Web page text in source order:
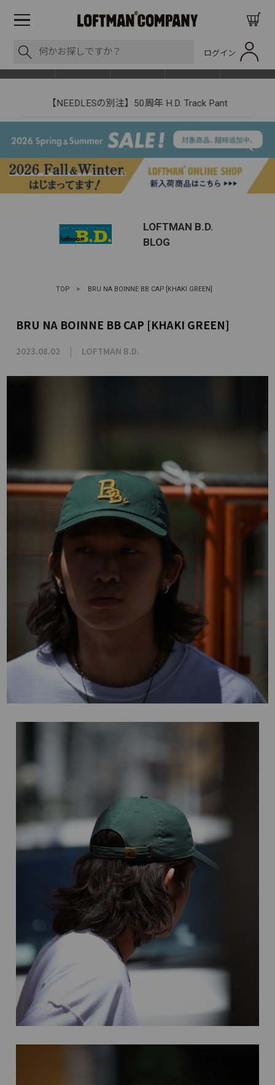
ログイン
【NEEDLESの別注】50周年 H.D. Track Pant
LOFTMAN B.D.
BLOG
TOP > BRU NA BOINNE BB CAP [KHAKI GREEN]
BRU NA BOINNE BB CAP [KHAKI GREEN]
2023.08.02 LOFTMAN B.D.